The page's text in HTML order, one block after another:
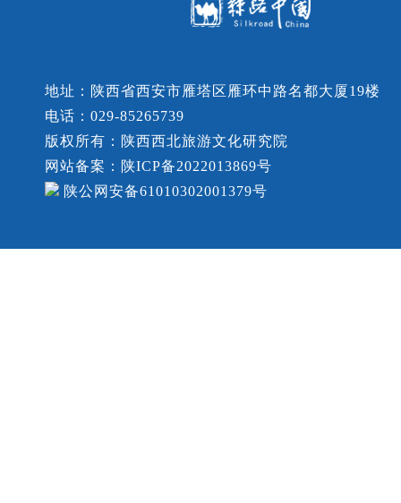
地址：陕西省西安市雁塔区雁环中路名都大厦19楼
电话：029-85265739
版权所有：陕西西北旅游文化研究院
网站备案：陕ICP备2022013869号
陕公网安备61010302001379号